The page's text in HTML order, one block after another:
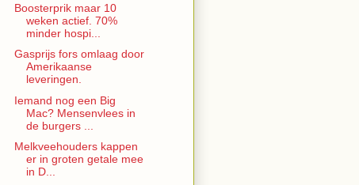
Boosterprik maar 10
weken actief. 70%
minder hospi...
Gasprijs fors omlaag door
Amerikaanse
leveringen.
Iemand nog een Big
Mac? Mensenvlees in
de burgers ...
Melkveehouders kappen
er in groten getale mee
in D...